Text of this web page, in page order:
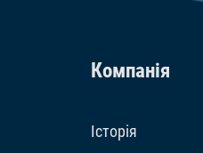
Компанія
Історія